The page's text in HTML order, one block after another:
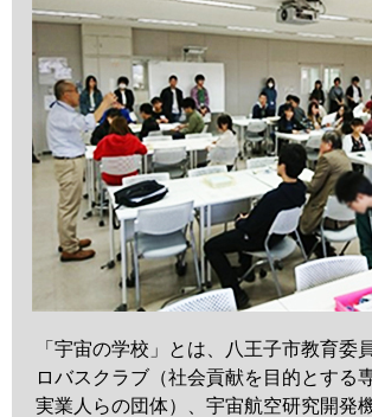
「宇宙の学校」とは、八王子市教育委
ロバスクラブ（社会貢献を目的とする
実業人らの団体）、宇宙航空研究開発